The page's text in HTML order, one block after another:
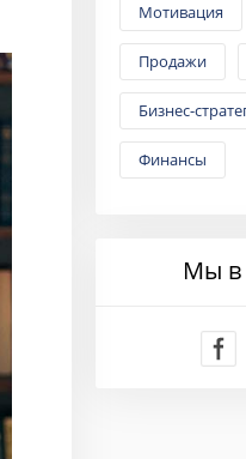
Мотивация
Продажи
Бизнес-
Финансы
Мы в